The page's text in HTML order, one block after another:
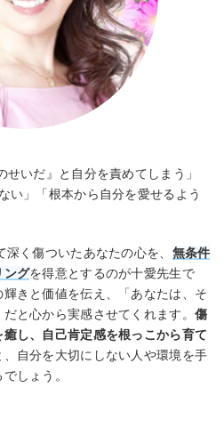
せいだ』と自分を責めてしまう」
い」「根本から自分を愛せるよう
深く傷ついたあなたの心を、 無条件
ングを得意とするのが十愛先生で
きと価値を伝え、「あなたは、そ
と心から実感させてくれます。 傷
し、自己肯定感を根っこから育て
自分を大切にしない人や環境を手
しょう。